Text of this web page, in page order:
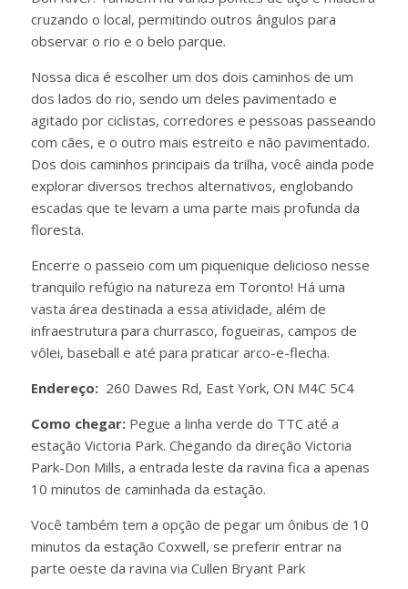
cruzando o local, permitindo outros ângulos para
observar o rio e o belo parque.
Nossa dica é escolher um dos dois caminhos de um
dos lados do rio, sendo um deles pavimentado e
agitado por ciclistas, corredores e pessoas passeando
com cães, e o outro mais estreito e não pavimentado.
Dos dois caminhos principais da trilha, você ainda pode
explorar diversos trechos alternativos, englobando
escadas que te levam a uma parte mais profunda da
floresta.
Encerre o passeio com um piquenique delicioso nesse
tranquilo refúgio na natureza em Toronto! Há uma
vasta área destinada a essa atividade, além de
infraestrutura para churrasco, fogueiras, campos de
vôlei, baseball e até para praticar arco-e-flecha.
Endereço: 260 Dawes Rd, East York, ON M4C 5C4
Como chegar: Pegue a linha verde do TTC até a
estação Victoria Park. Chegando da direção Victoria
Park-Don Mills, a entrada leste da ravina fica a apenas
10 minutos de caminhada da estação.
Você também tem a opção de pegar um ônibus de 10
minutos da estação Coxwell, se preferir entrar na
parte oeste da ravina via Cullen Bryant Park